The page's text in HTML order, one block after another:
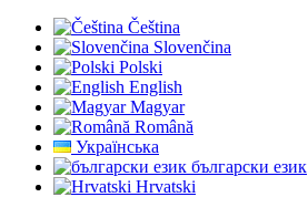
Čeština
Slovenčina
Polski
English
Magyar
Română
Українська
български език
Hrvatski